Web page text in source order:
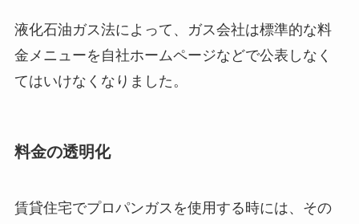
液化石油ガス法によって、ガス会社は標準的な料
金メニューを自社ホームページなどで公表しなく
てはいけなくなりました。
料金の透明化
賃貸住宅でプロパンガスを使用する時には、その